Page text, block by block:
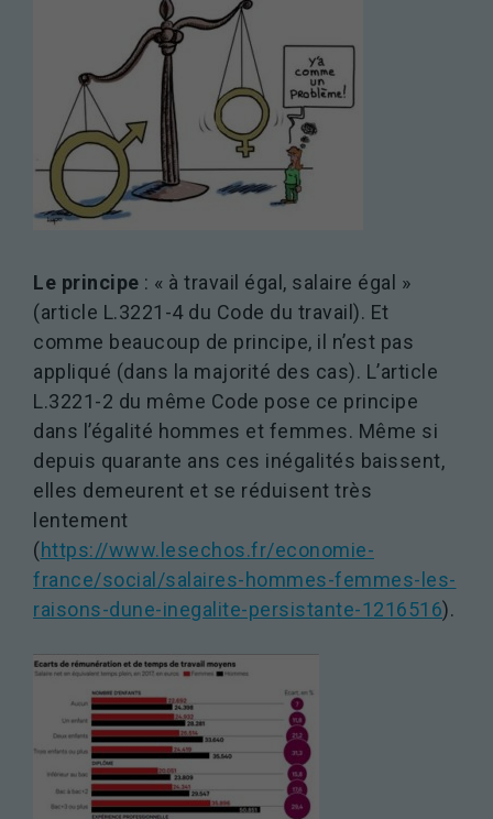
Le principe : « à travail égal, salaire égal »
(article L.3221-4 du Code du travail). Et
comme beaucoup de principe, il n’est pas
appliqué (dans la majorité des cas). L’article
L.3221-2 du même Code pose ce principe
dans l’égalité hommes et femmes. Même si
depuis quarante ans ces inégalités baissent,
elles demeurent et se réduisent très
lentement
(https://www.lesechos.fr/economie-
france/social/salaires-hommes-femmes-les-
raisons-dune-inegalite-persistante-1216516).
site Web
fonctionne
aussi bien que
possible lors
de votre visite.
Si vous
refusez ces
cookies,
disparaîtront
du site Web.
Marketing
En partageant
votre intérêt et
votre
comportement
lorsque vous
visitez notre
augmentez les
chances de
voir du
contenu et
personnalisés.